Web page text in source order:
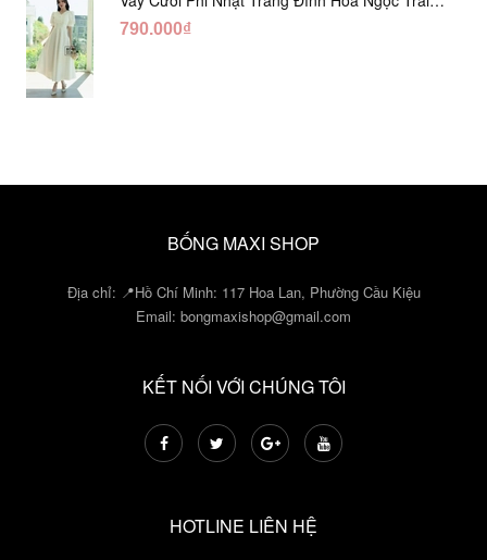
Lửng DC465
790.000₫
BỐNG MAXI SHOP
Địa chỉ: 📍Hồ Chí Minh: 117 Hoa Lan, Phường Cầu Kiệu
Email: bongmaxishop@gmail.com
KẾT NỐI VỚI CHÚNG TÔI
HOTLINE LIÊN HỆ